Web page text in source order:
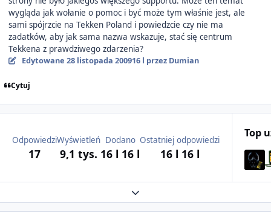
wygląda jak wołanie o pomoc i być może tym właśnie jest, ale
sami spójrzcie na Tekken Poland i powiedzcie czy nie ma
zadatków, aby jak sama nazwa wskazuje, stać się centrum
Tekkena z prawdziwego zdarzenia?
Edytowane 28 listopada 200916 l przez Dumian
Cytuj
Odpowiedzi
17
Wyświetleń
9,1 tys.
Dodano
16 l 16 l
Ostatniej odpowiedzi
16 l 16 l
Top
Expand topic overview